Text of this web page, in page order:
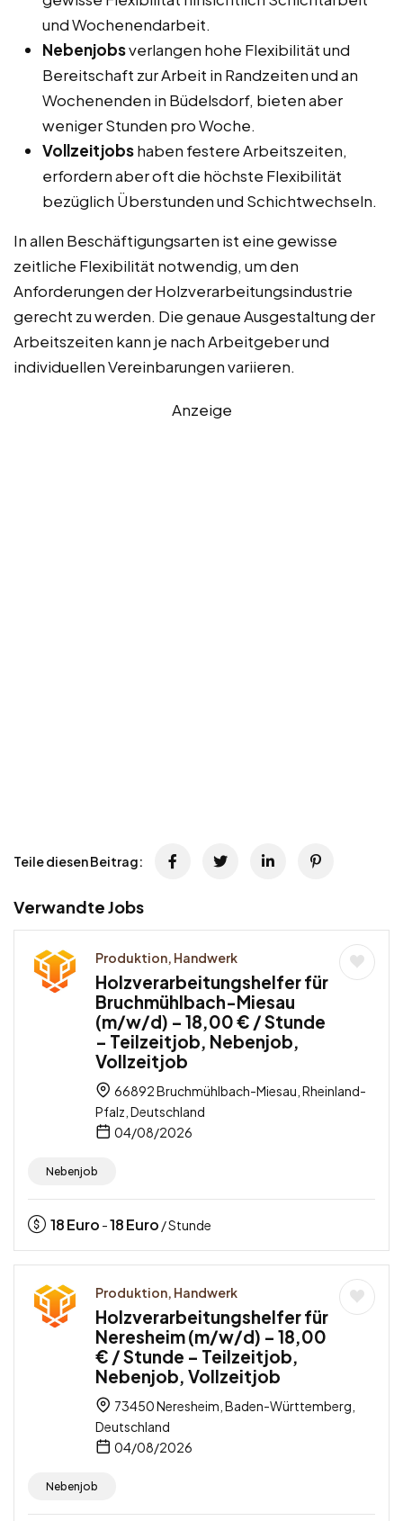
und Wochenendarbeit.
Nebenjobsverlangen hohe Flexibilität und
Bereitschaft zur Arbeit in Randzeiten und an
Wochenenden in Büdelsdorf, bieten aber
weniger Stunden pro Woche.
Vollzeitjobshaben festere Arbeitszeiten,
erfordern aber oft die höchste Flexibilität
bezüglich Überstunden und Schichtwechseln.
In allen Beschäftigungsarten ist eine gewisse
zeitliche Flexibilität notwendig, um den
Anforderungen der Holzverarbeitungsindustrie
gerecht zu werden. Die genaue Ausgestaltung der
Arbeitszeiten kann je nach Arbeitgeber und
individuellen Vereinbarungen variieren.
Anzeige
Teile diesen Beitrag:
Verwandte Jobs
Produktion, Handwerk
Holzverarbeitungshelfer für
Bruchmühlbach-Miesau
(m/w/d) – 18,00 € / Stunde
– Teilzeitjob, Nebenjob,
Vollzeitjob
66892 Bruchmühlbach-Miesau, Rheinland-
Pfalz, Deutschland
04/08/2026
Nebenjob
18Euro -18Euro / Stunde
Produktion, Handwerk
Holzverarbeitungshelfer für
Neresheim (m/w/d) – 18,00
€ / Stunde – Teilzeitjob,
Nebenjob, Vollzeitjob
73450 Neresheim, Baden-Württemberg,
Deutschland
04/08/2026
Nebenjob